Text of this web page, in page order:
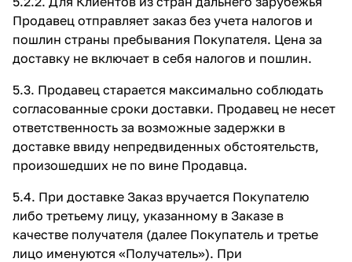
Продавец отправляет заказ без учета налогов и
пошлин страны пребывания Покупателя. Цена за
доставку не включает в себя налогов и пошлин.
5.3. Продавец старается максимально соблюдать
согласованные сроки доставки. Продавец не несет
ответственность за возможные задержки в
доставке ввиду непредвиденных обстоятельств,
произошедших не по вине Продавца.
5.4. При доставке Заказ вручается Покупателю
либо третьему лицу, указанному в Заказе в
качестве получателя (далее Покупатель и третье
лицо именуются «Получатель»). При